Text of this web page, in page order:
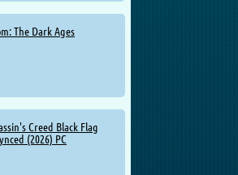
The Dark Ages
Creed Black Flag
(2026) PC